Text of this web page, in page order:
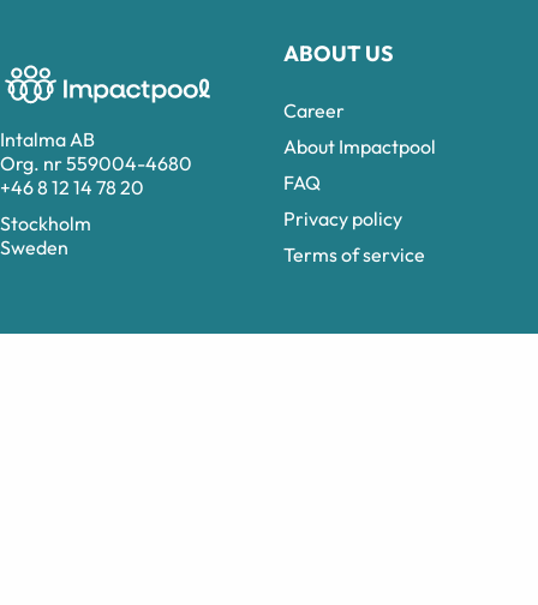
Intalma AB
Org. nr 559004-4680
+46 8 12 14 78 20
Stockholm
Sweden
ABOUT US
Career
About Impactpool
FAQ
Privacy policy
Terms of service